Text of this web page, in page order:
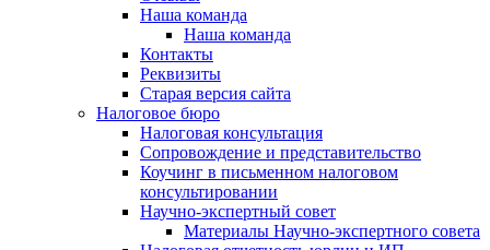
Наша команда
Наша команда
Контакты
Реквизиты
Старая версия сайта
Налоговое бюро
Налоговая консультация
Cопровождение и представительство
Коучинг в письменном налоговом
консультировании
Научно-экспертный совет
Материалы Научно-экспертного совета